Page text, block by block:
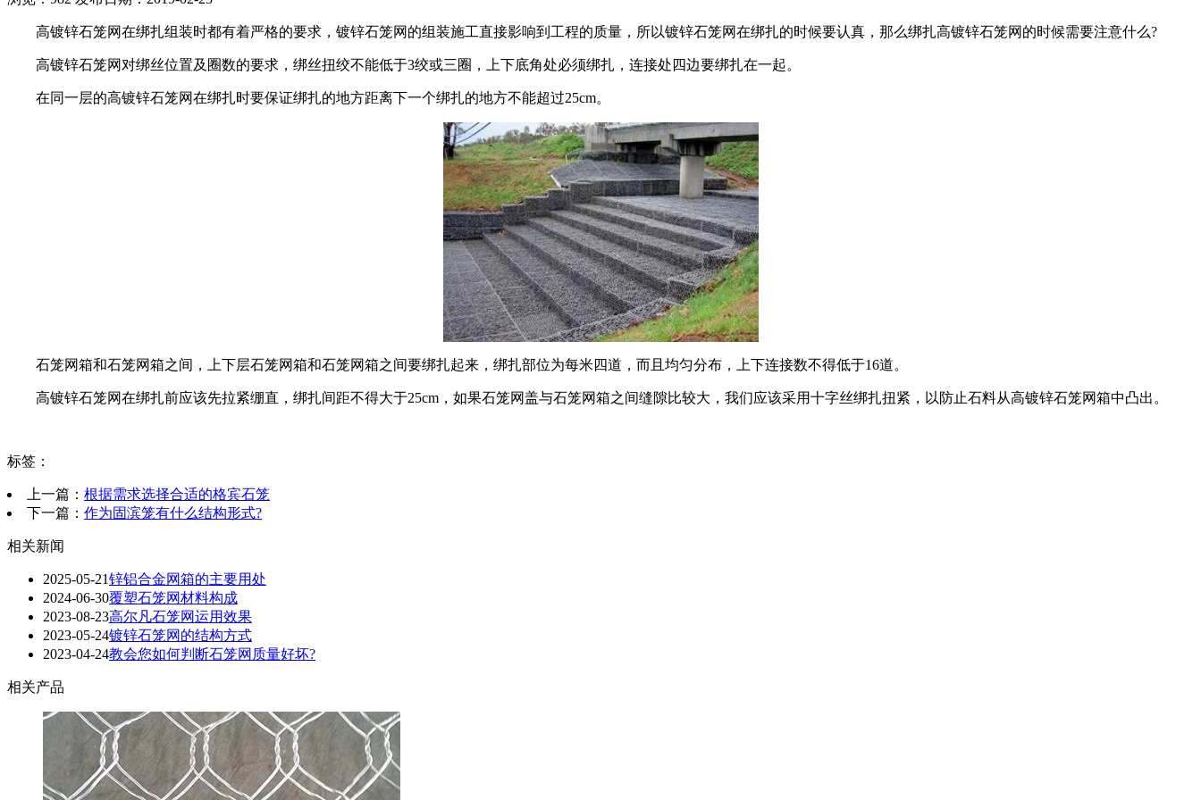
高镀锌石笼网在绑扎组装时都有着严格的要求，镀锌石笼网的组装施工直接影响到工程的质量，所以镀锌石笼网在绑扎的时候要认真，那么绑扎高镀锌石笼网的时候需要注意什么?
高镀锌石笼网对绑丝位置及圈数的要求，绑丝扭绞不能低于3绞或三圈，上下底角处必须绑扎，连接处四边要绑扎在一起。
在同一层的高镀锌石笼网在绑扎时要保证绑扎的地方距离下一个绑扎的地方不能超过25cm。
石笼网箱和石笼网箱之间，上下层石笼网箱和石笼网箱之间要绑扎起来，绑扎部位为每米四道，而且均匀分布，上下连接数不得低于16道。
高镀锌石笼网在绑扎前应该先拉紧绷直，绑扎间距不得大于25cm，如果石笼网盖与石笼网箱之间缝隙比较大，我们应该采用十字丝绑扎扭紧，以防止石料从高镀锌石笼网箱中凸出。
标签：
上一篇： 根据需求选择合适的格宾石笼
下一篇： 作为固滨笼有什么结构形式?
相关新闻
2025-05-21锌铝合金网箱的主要用处
2024-06-30覆塑石笼网材料构成
2023-08-23高尔凡石笼网运用效果
2023-05-24镀锌石笼网的结构方式
2023-04-24教会您如何判断石笼网质量好坏?
相关产品